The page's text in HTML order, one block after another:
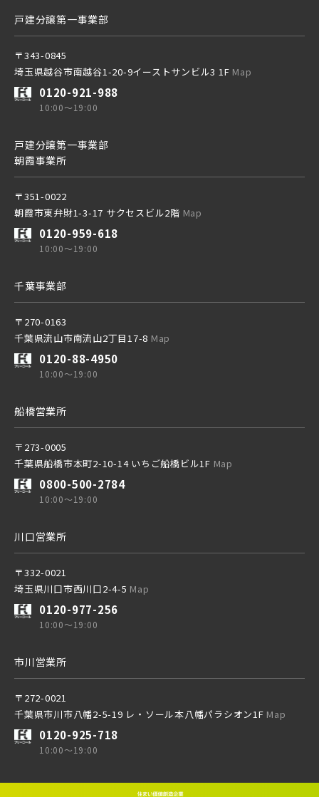
京成線
京成松戸線
京成本線
京成押上線
京成成田スカイアクセス線
京成千葉線
西武線
西武池袋線
西武新宿線
西武有楽町線
西武豊島線
20棟以上の大型分譲
戸建分譲第一事業部
〒343-0845
埼玉県越谷市南越谷1-20-9イーストサンビル3 1F Map
0120-921-988
10:00～19:00
戸建分譲第一事業部
朝霞事業所
〒351-0022
朝霞市東弁財1-3-17 サクセスビル2階 Map
0120-959-618
10:00～19:00
千葉事業部
〒270-0163
千葉県流山市南流山2丁目17-8 Map
0120-88-4950
10:00～19:00
船橋営業所
〒273-0005
千葉県船橋市本町2-10-14 いちご船橋ビル1F Map
0800-500-2784
10:00～19:00
川口営業所
〒332-0021
埼玉県川口市西川口2-4-5 Map
0120-977-256
10:00～19:00
市川営業所
〒272-0021
千葉県市川市八幡2-5-19 レ・ソール本八幡パラシオン1F Map
0120-925-718
10:00～19:00